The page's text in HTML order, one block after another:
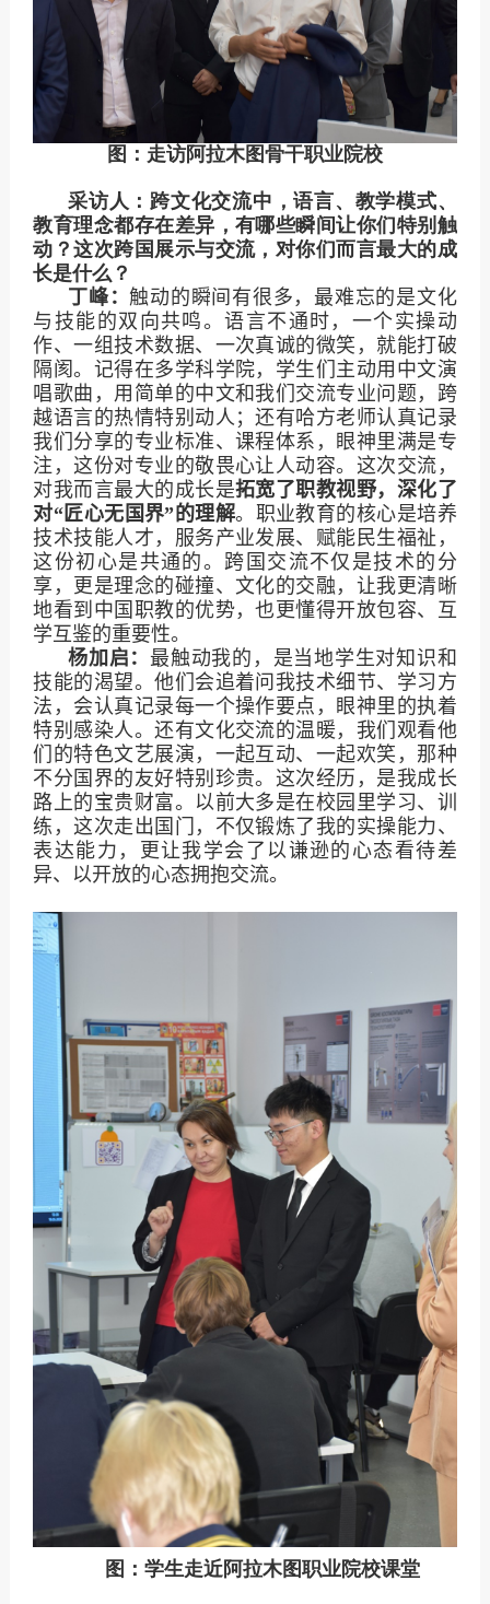
图：走访阿拉木图骨干职业院校
采访人：跨文化交流中，语言、教学模式、
教育理念都存在差异，有哪些瞬间让你们特别触
动？这次跨国展示与交流，对你们而言最大的成
长是什么？
丁峰：触动的瞬间有很多，最难忘的是文化
与技能的双向共鸣。语言不通时，一个实操动
作、一组技术数据、一次真诚的微笑，就能打破
隔阂。记得在多学科学院，学生们主动用中文演
唱歌曲，用简单的中文和我们交流专业问题，跨
越语言的热情特别动人；还有哈方老师认真记录
我们分享的专业标准、课程体系，眼神里满是专
注，这份对专业的敬畏心让人动容。这次交流，
对我而言最大的成长是拓宽了职教视野，深化了
对“匠心无国界”的理解。职业教育的核心是培养
技术技能人才，服务产业发展、赋能民生福祉，
这份初心是共通的。跨国交流不仅是技术的分
享，更是理念的碰撞、文化的交融，让我更清晰
地看到中国职教的优势，也更懂得开放包容、互
学互鉴的重要性。
杨加启：最触动我的，是当地学生对知识和
技能的渴望。他们会追着问我技术细节、学习方
法，会认真记录每一个操作要点，眼神里的执着
特别感染人。还有文化交流的温暖，我们观看他
们的特色文艺展演，一起互动、一起欢笑，那种
不分国界的友好特别珍贵。这次经历，是我成长
路上的宝贵财富。以前大多是在校园里学习、训
练，这次走出国门，不仅锻炼了我的实操能力、
表达能力，更让我学会了以谦逊的心态看待差
异、以开放的心态拥抱交流。
图：学生走近阿拉木图职业院校课堂